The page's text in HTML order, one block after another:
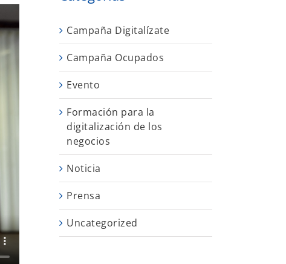
Campaña Digitalízate
Campaña Ocupados
Evento
Formación para la
digitalización de los
negocios
Noticia
Prensa
Uncategorized